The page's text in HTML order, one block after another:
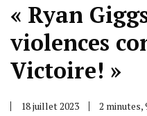
« Ryan
violences
Victoire! »
18 juillet 2023 2 minutes,